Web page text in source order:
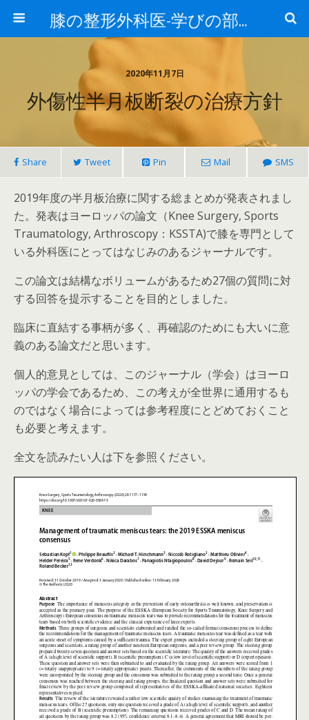
膝の整形外科医-学びの部屋-
2020年11月7日
外傷性半月板断裂の治療方針
Share Tweet Pin Mail SMS
2019年度の半月板治療に関する総まとめが発表されまし
た。発表はヨーロッパの論文（Knee Surgery, Sports
Traumatology, Arthroscopy：KSSTA)で膝を専門として
いる外科医にとってはなじみのあるジャーナルです。
この論文は結構なボリュームがあるため27個の質問に対
する回答を提示することを目的としました。
臨床に直結する事柄が多く、再確認のためにも大いに意
義のある論文だと思います。
個人的意見としては、このジャーナル（学会）はヨーロ
ッパの学会であるため、この考えが全世界に通用するも
のではなく場合によっては参考程度にとどめておくこと
も必要と考えます。
全文を読みたい人は下を参照ください。